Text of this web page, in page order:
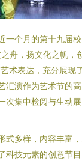
一个月的第十九届
舟，扬文化之帆，
术表达，充分展现
汇演作为艺术节的高
次集中检阅与生动展
式多样，内容丰富
科技元素的创意节